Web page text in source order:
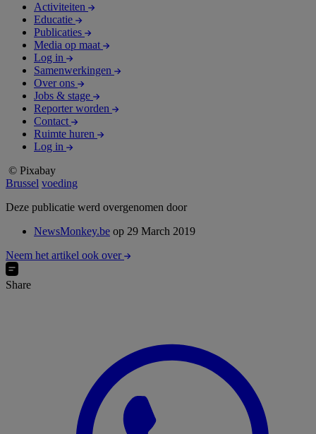
Activiteiten
Educatie
Publicaties
Media op maat
Log in
Samenwerkingen
Over ons
Jobs & stage
Reporter worden
Contact
Ruimte huren
Log in
© Pixabay
Brussel voeding
Deze publicatie werd overgenomen door
NewsMonkey.be op 29 March 2019
Neem het artikel ook over
Share